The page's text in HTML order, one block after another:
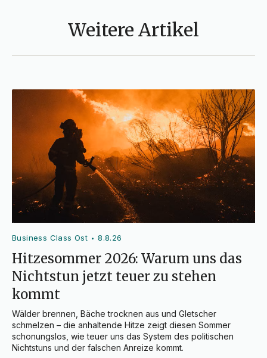
Weitere Artikel
Business Class Ost •8.8.26
Hitzesommer 2026: Warum uns das
Nichtstun jetzt teuer zu stehen
kommt
Wälder brennen, Bäche trocknen aus und Gletscher
schmelzen – die anhaltende Hitze zeigt diesen Sommer
schonungslos, wie teuer uns das System des politischen
Nichtstuns und der falschen Anreize kommt.